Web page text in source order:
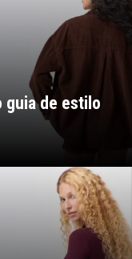
guia de estilo